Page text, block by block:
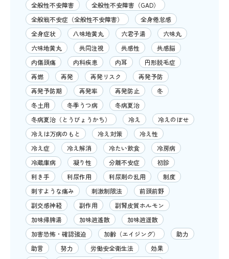
全般性不安障害
全般性不安障害（GAD）
全般戦不安症（全般性不安障害）
全身倦怠感
全身症状
八味地黄丸 六君子湯
六味丸
六味地黄丸
共同注視 共感性
共感脳
内傷頭痛
内科疾患 内耳
円形脱毛症
再燃
再発 再発リスク
再発予防
再発予防期
再発率 再発防止
冬
冬土用
冬季うつ病
冬病夏治
冬病夏治（とうびょうかち）
冷え
冷えのぼせ
冷えは万病のもと
冷え対策
冷え性
冷え症
冷え解消 冷たい飲食
冷房病
冷蔵庫病
凝り性 分離不安症
初診
利き手
利尿作用 利尿剤の乱用
制度
刺すような痛み
刺激制限法
前頭前野
副交感神経
副作用
副腎皮質ホルモン
加味帰脾湯
加味逍遙散
加味逍遥散
加害恐怖・確認強迫
加齢（エイジング）
助力
助言
努力 労働安全衛生法
効果